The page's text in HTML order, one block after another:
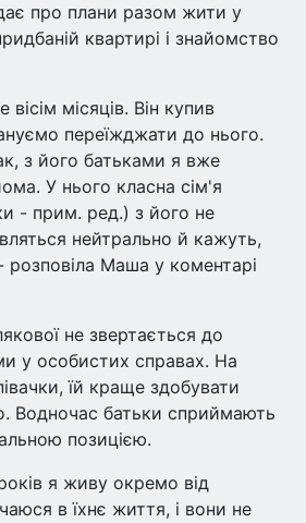
про плани разом жити у
квартирі і знайомство
місяців. Він купив
переїжджати до нього.
з його батьками я вже
У нього класна сім'я
- прим. ред.) з його не
нейтрально й кажуть,
розповіла Маша у коментарі
не звертається до
у особистих справах. На
їй краще здобувати
Водночас батьки сприймають
позицією.
я живу окремо від
в їхнє життя, і вони не